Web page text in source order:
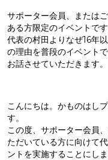
サポーター会員、または
ある方限定のイベントです
代表の村田よりなぜ16年
の理由を普段のイベント
お話させていただきます。
こんにちは。かものはし
す。
この度、サポーター会員
ただいている方に向けて
ントを実施することにしま